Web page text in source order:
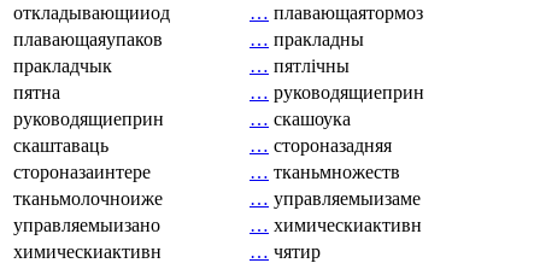
откладывающииод
… плавающаятормоз
плавающаяупаков
… пракладны
пракладчык
… пятлічны
пятна
… руководящиеприн
руководящиеприн
… скашоука
скаштаваць
… стороназадняя
стороназаинтере
… тканьмножеств
тканьмолочноиже
… управляемыизаме
управляемыизано
… химическиактивн
химическиактивн
… чятир